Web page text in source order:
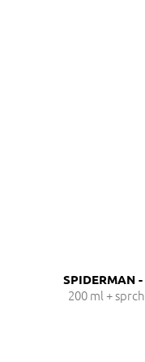
SPIDERMAN
200 ml +